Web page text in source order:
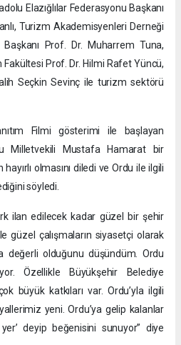
Elazığlılar Federasyonu Başkanı
Turizm Akademisyenleri Derneği
Prof. Dr. Muharrem Tuna,
Prof. Dr. Hilmi Rafet Yüncü,
Seçkin Sevinç ile turizm sektörü
Filmi gösterimi ile başlayan
Milletvekili Mustafa Hamarat bir
olmasını diledi ve Ordu ile ilgili
söyledi.
ilan edilecek kadar güzel bir şehir
güzel çalışmaların siyasetçi olarak
değerli olduğunu düşündüm. Ordu
Özellikle Büyükşehir Belediye
büyük katkıları var. Ordu’yla ilgili
yeni. Ordu’ya gelip kalanlar
deyip beğenisini sunuyor” diye